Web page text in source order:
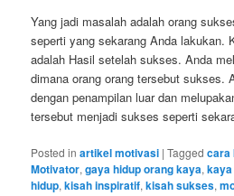
Yang jadi masalah adalah orang
seperti yang sekarang Anda lakukan.
adalah Hasil setelah sukses. Anda
dimana orang orang tersebut sukses.
dengan penampilan luar dan
tersebut menjadi sukses seperti
Posted in artikel motivasi |Tagged cara
Motivator,gaya hidup orang kaya,
hidup,kisah inspiratif,kisah sukses,